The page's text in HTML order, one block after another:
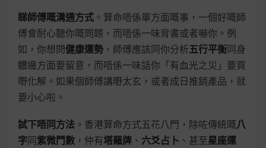
睇師傅嘅溝通方式 。算命唔係單方面嘅事，一個好嘅師
傅會耐心聽你嘅問題，而唔係一味背書或者嚇你。例
如，你想問健康運勢 ，師傅應該同你分析五行平衡同身
體邊方面要留意，而唔係一味話你「有血光之災」要買
嘢化解。如果個師傅講嘢太玄，或者成日推銷產品，就
要小心啦。
試下唔同方法 。香港算命方式五花八門，除咗傳統嘅八
字同紫微鬥數 ，仲有塔羅牌 、 六爻占卜 、甚至星座運